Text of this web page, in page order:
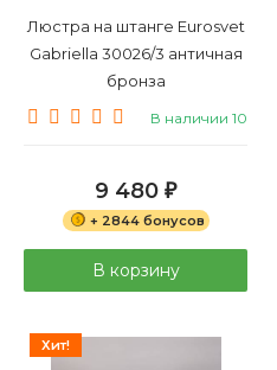
Люстра на штанге Eurosvet
Gabriella 30026/3 античная
бронза
В наличии 10
9 480 ₽
+ 2844 бонусов
В корзину
Хит!